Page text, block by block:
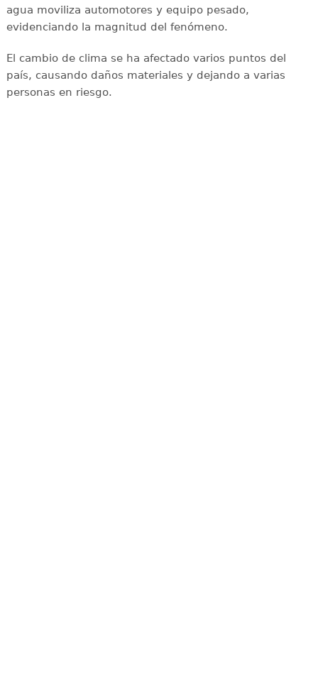
agua moviliza automotores y equipo pesado,
evidenciando la magnitud del fenómeno.
El cambio de clima se ha afectado varios puntos del
país, causando daños materiales y dejando a varias
personas en riesgo.